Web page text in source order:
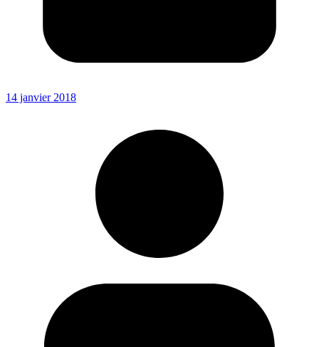
14 janvier 2018